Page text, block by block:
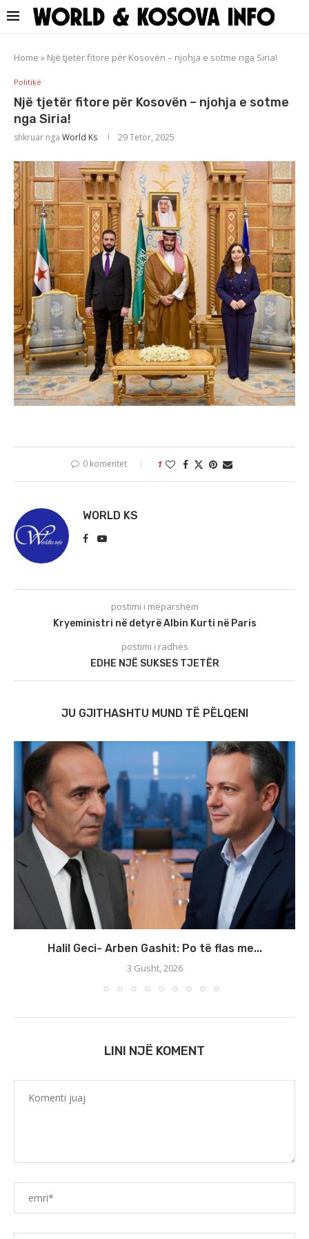
Home » Një tjetër fitore për Kosovën – njohja e sotme nga Siria!
Politikë
Një tjetër fitore për Kosovën – njohja e sotme
nga Siria!
shkruar nga World Ks 29 Tetor, 2025
0 komentet 1
WORLD KS
postimi i mëparshëm
Kryeministri në detyrë Albin Kurti në Paris
postimi i radhës
EDHE NJË SUKSES TJETËR
JU GJITHASHTU MUND TË PËLQENI
Halil Geci- Arben Gashit: Po të flas me...
3 Gusht, 2026
LINI NJË KOMENT